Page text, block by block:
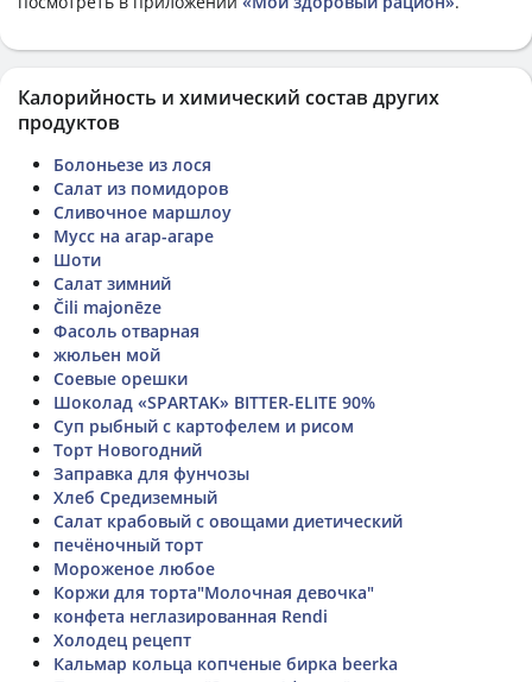
Калорийность и химический состав других
продуктов
Болоньезе из лося
Салат из помидоров
Сливочное маршлоу
Мусс на агар-агаре
Шоти
Салат зимний
Čili majonēze
Фасоль отварная
жюльен мой
Соевые орешки
Шоколад «SPARTAK» BITTER-ELITE 90%
Суп рыбный с картофелем и рисом
Торт Новогодний
Заправка для фунчозы
Хлеб Средиземный
Салат крабовый с овощами диетический
печёночный торт
Мороженое любое
Коржи для торта"Молочная девочка"
конфета неглазированная Rendi
Холодец рецепт
Кальмар кольца копченые бирка beerka